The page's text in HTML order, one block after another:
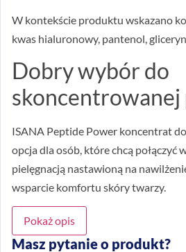
W kontekście produktu wskazano
kwas hialuronowy, pantenol,
Dobry wybór do
skoncentrowanej
ISANA Peptide Power koncentrat
opcja dla osób, które chcą połączyć
pielęgnacją nastawioną na
wsparcie komfortu skóry twarzy.
Pokaż opis
Masz pytanie o produkt?